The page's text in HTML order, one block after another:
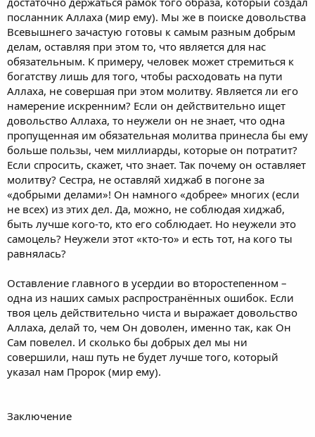
посланник Аллаха (мир ему). Мы же в поиске довольства
Всевышнего зачастую готовы к самым разным добрым
делам, оставляя при этом то, что является для нас
обязательным. К примеру, человек может стремиться к
богатству лишь для того, чтобы расходовать на пути
Аллаха, не совершая при этом молитву. Является ли его
намерение искренним? Если он действительно ищет
довольство Аллаха, то неужели он не знает, что одна
пропущенная им обязательная молитва принесла бы ему
больше пользы, чем миллиарды, которые он потратит?
Если спросить, скажет, что знает. Так почему он оставляет
молитву? Сестра, не оставляй хиджаб в погоне за
«добрыми делами»! Он намного «добрее» многих (если
не всех) из этих дел. Да, можно, не соблюдая хиджаб,
быть лучше кого-то, кто его соблюдает. Но неужели это
самоцель? Неужели этот «кто-то» и есть тот, на кого ты
равнялась?
Оставление главного в усердии во второстепенном –
одна из наших самых распространённых ошибок. Если
твоя цель действительно чиста и выражает довольство
Аллаха, делай то, чем Он доволен, именно так, как Он
Сам повелел. И сколько бы добрых дел мы ни
совершили, наш путь не будет лучше того, который
указал нам Пророк (мир ему).
Заключение